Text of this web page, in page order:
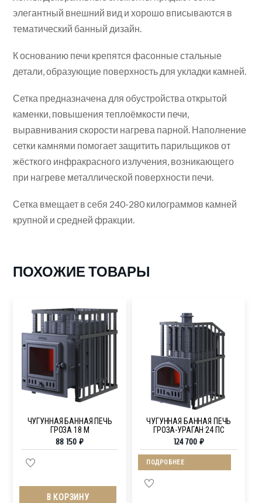
элегантный внешний вид и хорошо вписываются в
тематический банный дизайн.
К основанию печи крепятся фасонные стальные
детали, образующие поверхность для укладки камней.
Сетка предназначена для обустройства открытой
каменки, повышения теплоёмкости печи,
выравнивания скорости нагрева парной. Наполнение
сетки камнями помогает защитить парильщиков от
жёсткого инфракрасного излучения, возникающего
при нагреве металлической поверхности печи.
Сетка вмещает в себя 240-280 килограммов камней
крупной и средней фракции.
ПОХОЖИЕ ТОВАРЫ
ЧУГУННАЯ БАННАЯ ПЕЧЬ
ГРОЗА 18 М
88 150₽
В КОРЗИНУ
ЧУГУННАЯ БАННАЯ ПЕЧЬ
ГРОЗА-УРАГАН 24 ПС
124 700 ₽
ПОДРОБНЕЕ